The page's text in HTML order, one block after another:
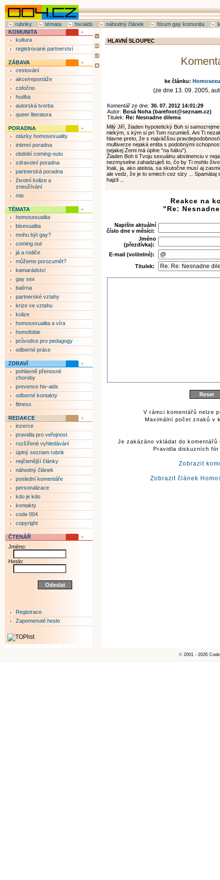
rubriky témata hiv/aids náhodný článek fórum gay komunita
HLAVNÍ SLOUPEC
ke článku:
(ze dne 13. 09. 2005,
Komentář ze dne: 30. 07. 2012 14:01:29
Autor: Bosá Noha (barefoot@seznam.cz)
Titulek: Re: Nesnadne dilema
Milý Jiří, žiaden hypotetický Boh si
niekým, s kým si pri Tom rozumieš. Ani Ti
hlavne preto, že s najväčšou
multiverze nejaká entita s podobnými
nejakej Zemi má úplne "na háku").
Žiaden Boh ti Tvoju sexuálnu abstinenciu v
nezmyselne zahadzuješ to, čo by Ti mohlo
Inak, ja, ako ateista, sa skutočne musí aj
ale vedz, že je to smiech cez slzy ... Spamätaj
hajzli ...
Reakce na
"Re:
Napište aktuální
číslo dne v měsíci:
Jméno
(přezdívka):
E-mail (volitelné):
Titulek:
V rámci komentářů nelze
Maximální počet znaků v
Je zakázáno vkládat do
Pravidla diskuzních
Zobrazit
Zobrazit článek
KOMUNITA
kultura
registrované partnerství
ZÁBAVA
cestování
akce/reportáže
cofočno
hudba
autorská tvorba
queer literatura
PORADNA
otázky homosexuality
intimní poradna
období coming-outu
zdravotní poradna
partnerská poradna
životní kolize a
zneužívání
mix
TÉMATA
homosexualita
bisexualita
mohu být gay?
coming out
já a rodiče
můžeme porozumět?
kamarádství
gay sex
balírna
partnerské vztahy
krize ve vztahu
kolize
homosexualita a víra
homofobie
průvodce pro pedagogy
odborné práce
ZDRAVÍ
pohlavně přenosné
choroby
prevence hiv-aids
odborné kontakty
fitness
REDAKCE
inzerce
pravidla pro veřejnost
rozšířené vyhledávání
úplný seznam rubrik
nejčtenější články
náhodný článek
poslední komentáře
personalizace
kdo je kdo
kontakty
code 004
copyright
ČTENÁŘ
Jméno:
Heslo:
Registrace
Zapomenuté heslo
© 2001 - 2026